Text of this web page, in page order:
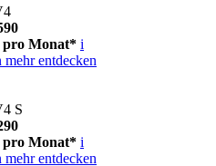
pro Monat* i
mehr entdecken
S
pro Monat* i
mehr entdecken